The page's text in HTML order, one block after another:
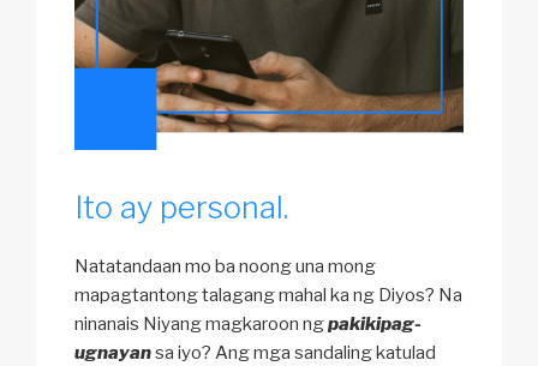
Ito ay personal.
Natatandaan mo ba noong una mong
mapagtantong talagang mahal ka ng Diyos? Na
ninanais Niyang magkaroon ngpakikipag-
ugnayansa iyo? Ang mga sandaling katulad